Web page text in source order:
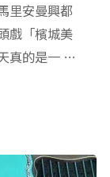
里安曼興都
戲「檳城美
真的是一 …